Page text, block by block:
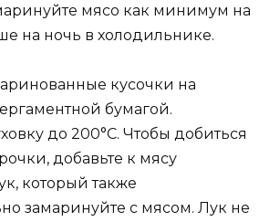
мясо как минимум на
на ночь в холодильнике.
кусочки на
бумагой.
до 200°C. Чтобы добиться
добавьте к мясу
который также
замаринуйте с мясом. Лук не